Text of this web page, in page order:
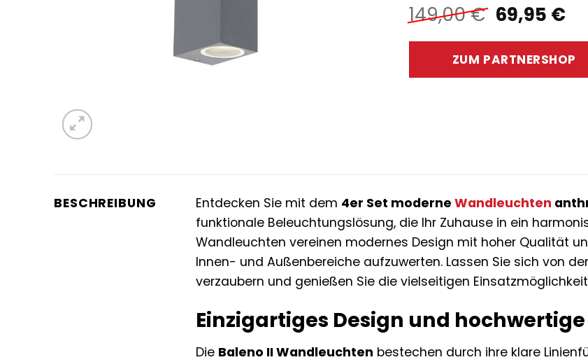
149,00€
Preis
war:
149,00 €
69,95 €
ZUM PARTNERSHOP
BESCHREIBUNG Entdecken Sie mit dem 4er Set moderneWandleuchten
funktionale Beleuchtungslösung, die Ihr Zuhause in ein
Wandleuchten vereinen modernes Design mit hoher Qualität
Innen- und Außenbereiche aufzuwerten. Lassen Sie sich von
verzaubern und genießen Sie die vielseitigen
Einzigartiges Design und
Die Baleno II Wandleuchten bestechen durch ihre klare